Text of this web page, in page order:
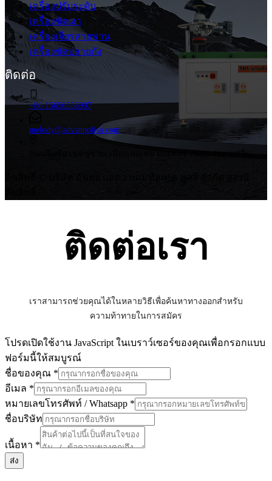
เครื่องปรับระดับ
เครื่องขัดเงา
เครื่องเจียรสายพาน
เครื่องขัดปลายถัง
ติดต่อ
+86 15656556997
melody@advanpolish.com
ถนนจือซือ เขตซูซาน เมืองเหอเฟย์ มณฑลอานฮุย ประเทศจีน
ลิขสิทธิ์ © บริษัท อันฮุย แอดวานเมทัลเทค ทูลส์ จำกัด สงวน
ติดต่อเรา
เราสามารถช่วยคุณได้ในหลายวิธีเพื่อค้นหาทางออกสำหรับ
ความท้าทายในการสมัคร
โปรดเปิดใช้งาน JavaScript ในเบราว์เซอร์ของคุณเพื่อกรอกแบบ
ฟอร์มนี้ให้สมบูรณ์
ชื่อของคุณ *
ชื่อ
อีเมล
/
อีเมล *
หมายเลขโทรศัพท์ / Whatsapp *
ชื่อบริษัท
เนื้อหา *
ส่ง